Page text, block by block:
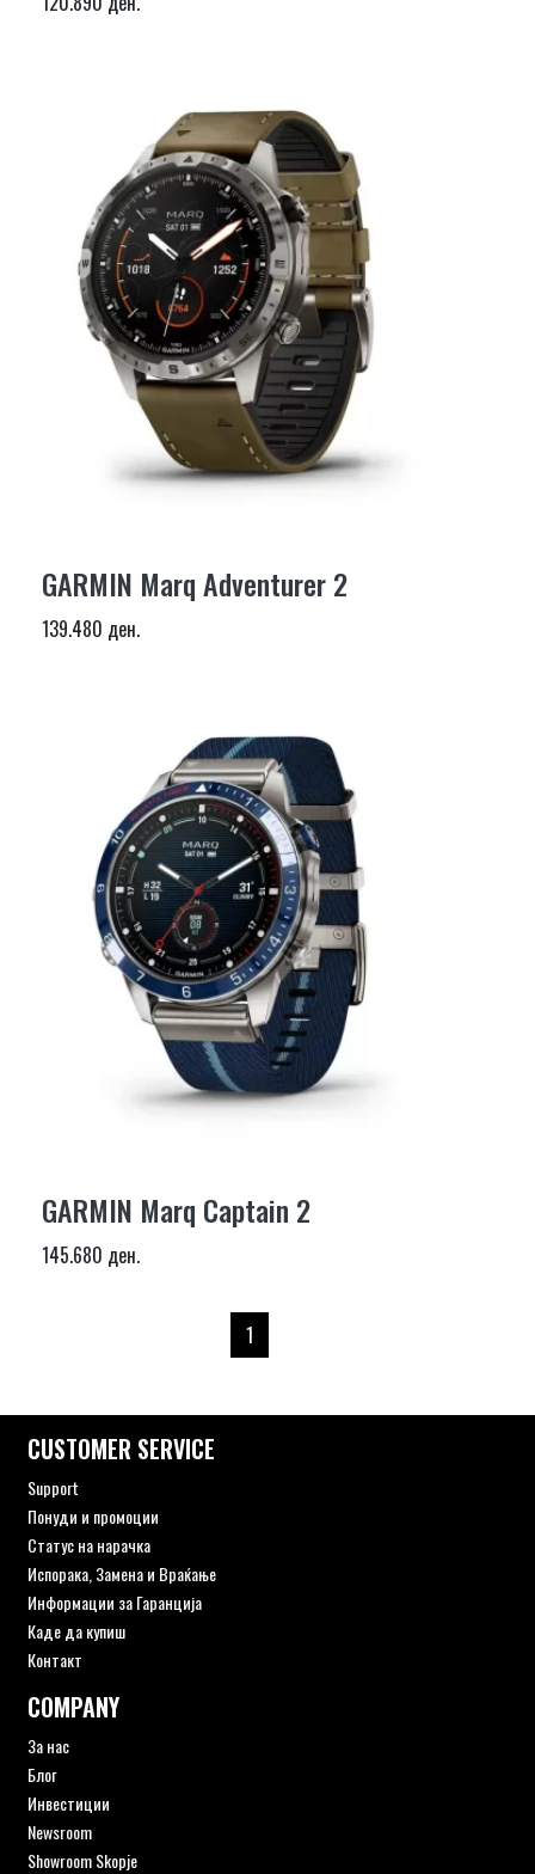
GARMIN Marq Adventurer 2
139.480 ден.
GARMIN Marq Captain 2
145.680 ден.
1
CUSTOMER SERVICE
Support
Понуди и промоции
Статус на нарачка
Испорака, Замена и Враќање
Информации за Гаранција
Каде да купиш
Контакт
COMPANY
За нас
Блог
Инвестиции
Newsroom
Showroom Skopje